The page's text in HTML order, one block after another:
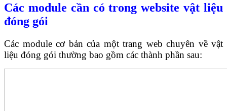
Các module cần có trong website vật liệu
đóng gói
Các module cơ bản của một trang web chuyên về vật
liệu đóng gói thường bao gồm các thành phần sau: